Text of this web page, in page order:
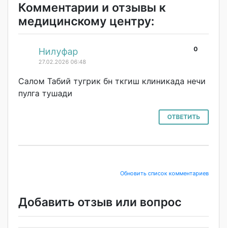
Комментарии и отзывы к
медицинскому центру:
0
Нилуфар
27.02.2026 06:48
Салом Табий тугрик бн ткгиш клиникада нечи
пулга тушади
ОТВЕТИТЬ
Обновить список комментариев
Добавить отзыв или вопрос